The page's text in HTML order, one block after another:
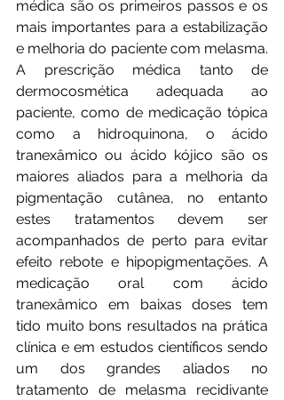
médica são os primeiros passos e os
mais importantes para a estabilização
e melhoria do paciente com melasma.
A prescrição médica tanto de
dermocosmética adequada ao
paciente, como de medicação tópica
como a hidroquinona, o ácido
tranexâmico ou ácido kójico são os
maiores aliados para a melhoria da
pigmentação cutânea, no entanto
estes tratamentos devem ser
acompanhados de perto para evitar
efeito rebote e hipopigmentações. A
medicação oral com ácido
tranexâmico em baixas doses tem
tido muito bons resultados na prática
clínica e em estudos científicos sendo
um dos grandes aliados no
tratamento de melasma recidivante